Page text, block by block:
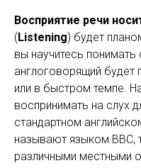
Восприятие речи
(Listening) будет
вы научитесь
англоговорящий будет
или в быстром темпе.
воспринимать на слух
стандартном
называют языком BBC,
различными местными